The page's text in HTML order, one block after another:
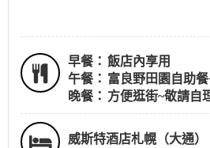
早餐： 飯店內享用
午餐： 富良野田園自助
晚餐： 方便逛街~敬請自
威斯特酒店札幌（大通